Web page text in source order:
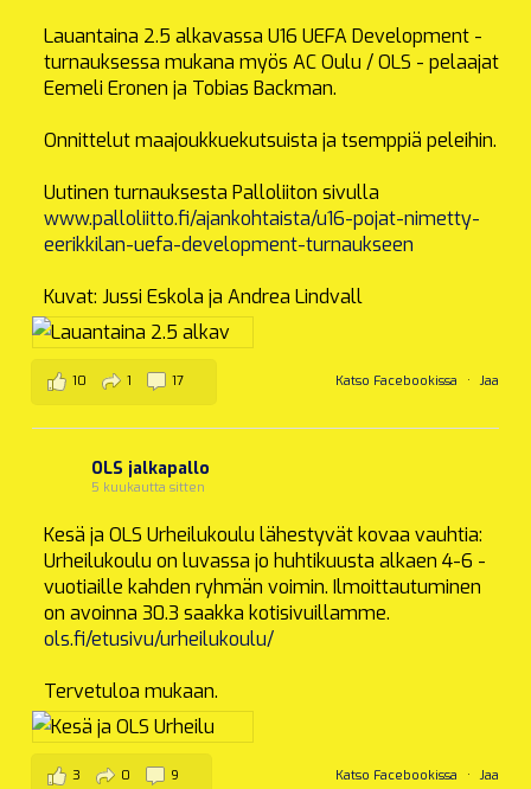
Lauantaina 2.5 alkavassa U16 UEFA Development -
turnauksessa mukana myös AC Oulu / OLS - pelaajat
Eemeli Eronen ja Tobias Backman.
Onnittelut maajoukkuekutsuista ja tsemppiä peleihin.
Uutinen turnauksesta Palloliiton sivulla
www.palloliitto.fi/ajankohtaista/u16-pojat-nimetty-
eerikkilan-uefa-development-turnaukseen
Kuvat: Jussi Eskola ja Andrea Lindvall
Katso Facebookissa · Jaa
10 1 17
OLS jalkapallo
5 kuukautta sitten
Kesä ja OLS Urheilukoulu lähestyvät kovaa vauhtia:
Urheilukoulu on luvassa jo huhtikuusta alkaen 4-6 -
vuotiaille kahden ryhmän voimin. Ilmoittautuminen
on avoinna 30.3 saakka kotisivuillamme.
ols.fi/etusivu/urheilukoulu/
Tervetuloa mukaan.
Katso Facebookissa · Jaa
3 0 9